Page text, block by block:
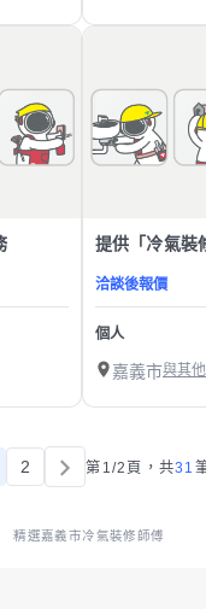
提供「冷氣裝
洽談後報價
個人
嘉義市與其
2 第1/2頁， 共31
精選嘉義市冷氣裝修師傅